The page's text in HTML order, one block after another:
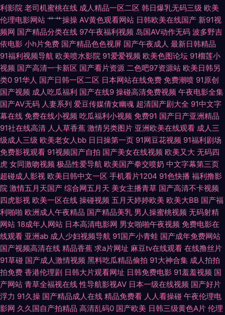
女生穴 日韩AV淫淫网 亚洲一二三 91碰视频 AV福利在线 超碰性爱 国产h精
品视频 女优无码导航 日韩A1电影 微拍啪啪啪 影音先锋自拍在线 AA福利在
线观看 福利网导航 九一豆花网站 欧美h喷 日韩日逼网 午夜福利网成人 AV福
利在线 浮力影院最新地址 精品久久丁香五月 欧美私人激情 日日夜夜精品国
产 一区二区免费日本 91中文永久 超碰97久久 极品人妻少妇 欧美经品h片 天
堂资源 亚洲se97 国产情侣久久 欧美日韩中文字幕 色伊人婷婷 在线豆花黑料
9 91在线网址 肏逼导航 精品日韩一 欧美色色资源站 熟女视频免费 中文国产
99热新网址是 豆花小电影av 黄色天堂网 蜜臀人妻系列 日本性爱中文字幕 五
月丁香婷婷成人 91社区网站 超碰少妇自拍 海角社区少妇 蜜桃麻豆久久 日韩
色逼 亚洲国产无AV码 91密桃视频 超碰在线中文字幕 国产日韩欧美足交 日本
人妖五区 亚洲影院麻豆 avtt五月香 成人性交影院 韩国欧美色图 老司机日日
夜夜 青青青青大香蕉 五月天精品导航 97豆花 国产精品群交 久久伊人在线视
利影院 老司机蜜桃在线 成人精品一区二区 韩日爆乳无码三级 欧美
伦理电影网站 艹艹操操 AV黄色观看网站 日韩欧美在线国产 新91视
频网 国产精品分类在线 97午夜福利视频 岛国AV动作无码 波多野吉
依电影 小h片免费 国产精品色色视屏 国产午夜成人 最新日韩精品
91福利视频导航 欧美喷水影院 91爱爱视频 欧美色图论坛 91榴莲小
视频 国产高清一卡新区 国产看片资源 二色吧97资源站 欧美日韩另
类0 91华人 国产日韩一区二区 日本网站在线免费 免费潮喷 91原创
国产视频 成人吃瓜福利 国产在线9 操碰高清免费视频 午夜电影全集
国产AV无码 人妻系列 爱豆传媒倩女幽魂 超清国产剧大全 91中文字
幕在线 免费在线小视频 吃瓜福利小视频 免费91 国产日产亚洲精品
91社在线高清 人人草香蕉 激情另类图片 亚洲欧美在线观看 成人三
级成人三级 欧美老女人bb 日日操第一页 91网豆花视频 91福利剧场
免费影视观看 91视频国产自拍 国产美女在线视频 欧美又大 无码四
虎 女同激吻视频 极品性爱导航 欧美国产拳交喷奶 中文字幕第三页
超碰成人影视 欧美日韩中文一区 手机看片1204 91色快播 福利撸影
院 激情五月天国产 综合网五月天 美女主播青草 国产高清不卡视频
四虎影视 欧美一区在线 操碰视频 五月天婷婷欧美 欧美大BB 国产福
利啪啪 欧洲成人午夜精品 国产精品美乳 男人操蜜桃视频 无码射精
网站 18成年人网站 日本高清电影网 男女啪啪午夜视频 免费电影在
线观看 亚洲ab 成人少妇视频导航 91国产小青蛙 国产成年免费网站
国产视频高清在线 精品香蕉 求a片网址 麻豆tv在线观看 在线撸丝片
91草碰 国产成人激情视频 黑料吃瓜精品偷拍 91大神合集 成人拍拍
拍免费 香港伦理剧 日韩大片观看网址 日韩免费电影 91羞羞视频 国
产网站 青草全福视在线 性导航影视AV 日本一级在线视频 国产好片
浮力 91久操 国产精品成人在线 精品免费看 人人看操碰 午夜伦理电
影网 久久国自产拍精品 高清乱码0 国产欧美 日韩三级黄色A片 伦理